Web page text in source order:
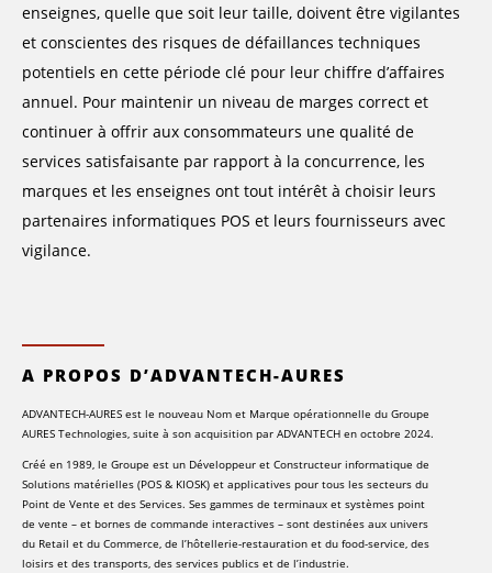
enseignes, quelle que soit leur taille, doivent être vigilantes
et conscientes des risques de défaillances techniques
potentiels en cette période clé pour leur chiffre d’affaires
annuel. Pour maintenir un niveau de marges correct et
continuer à offrir aux consommateurs une qualité de
services satisfaisante par rapport à la concurrence, les
marques et les enseignes ont tout intérêt à choisir leurs
partenaires informatiques POS et leurs fournisseurs avec
vigilance.
A PROPOS D’ADVANTECH-AURES
ADVANTECH-AURES est le nouveau Nom et Marque opérationnelle du Groupe
AURES Technologies, suite à son acquisition par ADVANTECH en octobre 2024.
Créé en 1989, le Groupe est un Développeur et Constructeur informatique de
Solutions matérielles (POS & KIOSK) et applicatives pour tous les secteurs du
Point de Vente et des Services. Ses gammes de terminaux et systèmes point
de vente – et bornes de commande interactives – sont destinées aux univers
du Retail et du Commerce, de l’hôtellerie-restauration et du food-service, des
loisirs et des transports, des services publics et de l’industrie.